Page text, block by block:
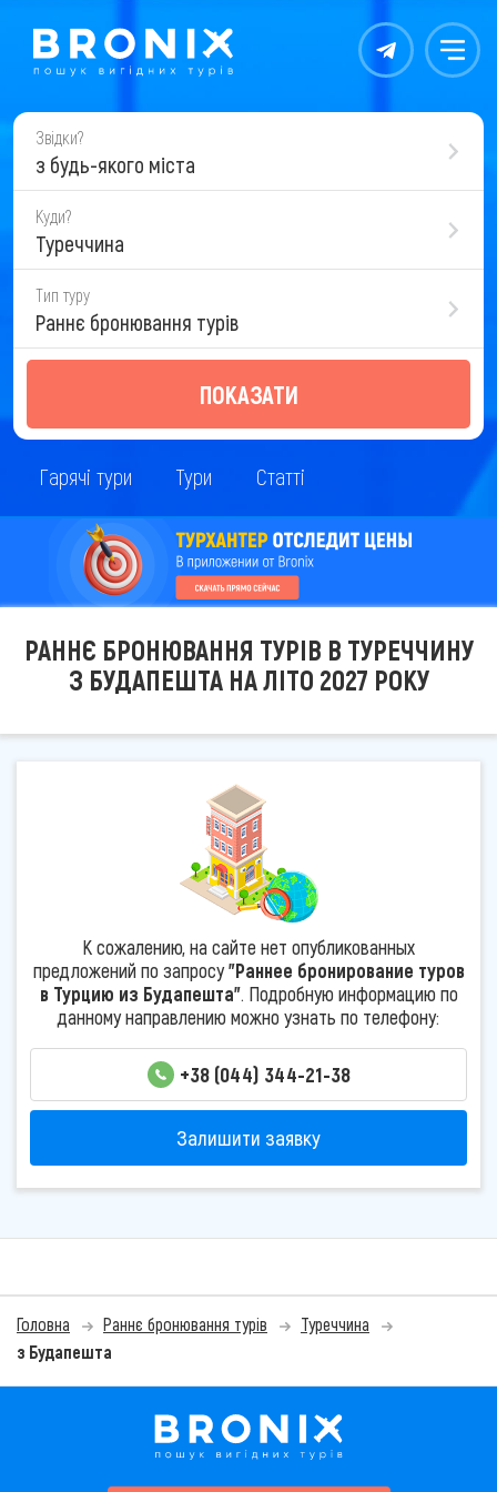
Контакты Меню
Звідки?
з будь-якого міста
Куди?
Туреччина
Тип туру
Раннє бронювання турів
ПОКАЗАТИ
Гарячі тури Тури Статті
РАННЄ БРОНЮВАННЯ ТУРІВ В ТУРЕЧЧИНУ
З БУДАПЕШТА НА ЛІТО 2027 РОКУ
К сожалению, на сайте нет опубликованных
предложений по запросу"Раннее бронирование туров
в Турцию из Будапешта". Подробную информацию по
данному направлению можно узнать по телефону:
+38 (044) 344-21-38
Залишити заявку
Головна Раннє бронювання турів
Туреччина
з Будапешта